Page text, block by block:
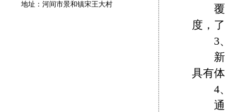
地址：河间市景和镇宋王大村
覆盖
度，
3、
新型
具有
4、
通常